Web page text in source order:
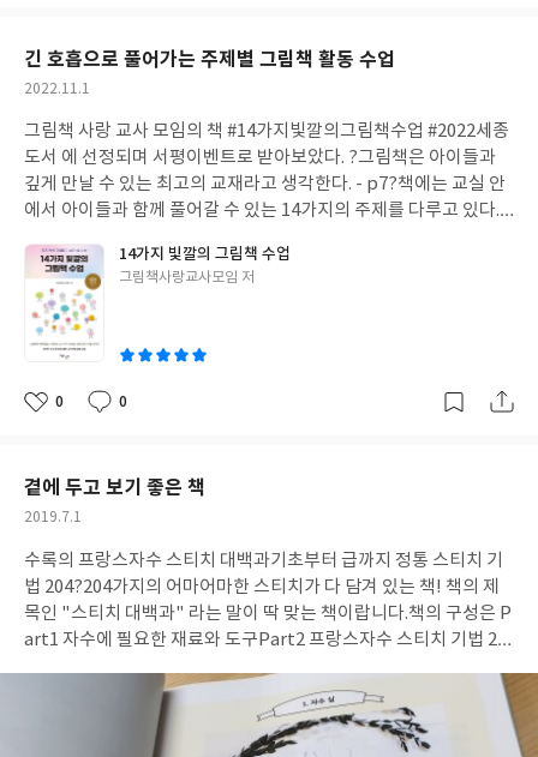
계를 만들어 갈 수 있도록 안내해주는 것이 어른들의 역할이 아닐
까?"네 덕분이야. 요즘 비가 안 와서 꽃들이 다 시들어 있었거든."
토끼가 말했습니다.
- '4.민들레 씨' 중에서-우울한 하루도 나를 이해해주고 따스한 한
마디 건네주는 친구와 함께한다면 그 날의 마지막은 좋은 날이 될 수
있다는 걸 아이들과도 함께 이야기 나누면 좋을 것 같다.
긴 호흡으로 풀어가는 주제별 그림책 활동 수업
작
일
2022.11.1
그림책 사랑 교사 모임의 책 #14가지빛깔의그림책수업 #2022세종
도서 에 선정되며 서평이벤트로 받아보았다. ?그림책은 아이들과
깊게 만날 수 있는 최고의 교재라고 생각한다. - p7?책에는 교실 안
에서 아이들과 함께 풀어갈 수 있는 14가지의 주제를 다루고 있다.
라인 협력... 등 교실 속에서 학생들과 진행하였던 14가지의 그림책
활용 수업을 학생과 교사의 구체적인 발문 예시와 함께 다양한 활동
들도 엮어서 소개를 해 준다.
아닌 교육과정 재구성을 통해 짧게는 6차시 길게는 16차시의 긴 호
흡으로 주제를 풀어나가고 각 차시별 학생들과의 수업 내용을 자세
히 소개해 주고 있다.
그동안 내가 진행한 '그림책 활용 수업'은 그림
을 보며 내가 너무 틀에만 박혀 있었구나. .. 라는 생각을 하게 되었
다. 그림책을 읽어보며 마음과 생각을 여는 것으로 워밍업을 했다면
실과, 사회, 음악 등 다양한 교과와 재구성하여 좀 더 주제에 대해 학
생들과 깊게 고민해보고 실천해볼 수 있을 것이다. 책에는 어떻게 풀
어가야 할 지 고민되는 분들을 위해 학생들과 함께 활동한 활동지,
학생 작품, 표현 과정들이 자세히 담겨있어 실제 수업을 참관하고
있는 듯한 느낌이었다.주제별 적용할 수 있는 다양한 학습 활동 모
과별 재구성의 예시, 그리고 주제 마지막에 #함께읽으면좋은그림
책 을 소개해 주어 주제에 맞는 그림책을 선택하는데 도움이 많이 되
14가지 빛깔의 그림책 수업
글
그림책사랑교사모임 저
좋
0
댓
0
작
곁에 두고 보기 좋은 책
작
일
2019.7.1
수록의 프랑스자수 스티치 대백과기초부터 급까지 정통 스티치 기
법 204?204가지의 어마어마한 스티치가 다 담겨 있는 책! 책의 제
목인 "스티치 대백과" 라는 말이 딱 맞는 책이랍니다.책의 구성은 P
art1 자수에 필요한 재료와 도구 Part2 프랑스자수 스티치 기법 20
프랑스자수 스티치 기법 204 파트에서는기본적으로 비슷한 스티
치와 스티치의 응용스티치가 함께 정리가 되어 있습니다.
이름과 대략적인 스티치 설명, 그리고 스티치별 난이도가 별표로 표